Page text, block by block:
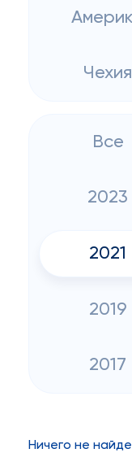
Чехия
Все
2023
2021
2019
2017
Ничего не